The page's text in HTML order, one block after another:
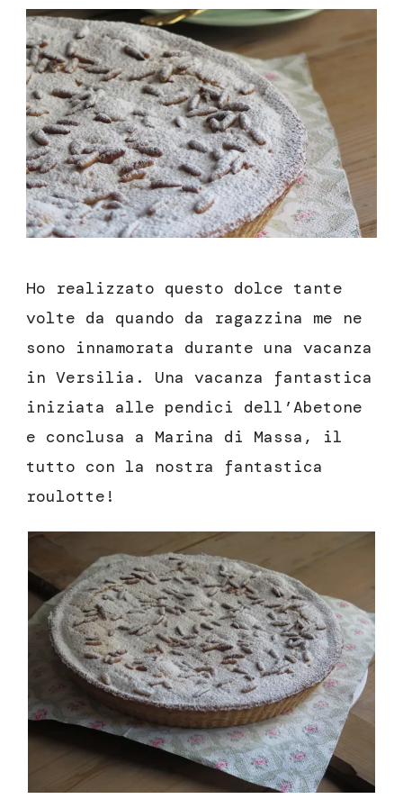
nonna
Ho realizzato questo dolce tante
volte da quando da ragazzina me ne
sono innamorata durante una vacanza
in Versilia. Una vacanza fantastica
iniziata alle pendici dell’Abetone
e conclusa a Marina di Massa, il
tutto con la nostra fantastica
roulotte!